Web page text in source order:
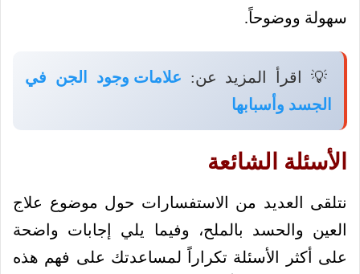
سهولة ووضوحاً.
💡 اقرأ المزيد عن: علامات وجود الجن في
الجسد وأسبابها
الأسئلة الشائعة
نتلقى العديد من الاستفسارات حول موضوع علاج
العين والحسد بالملح، وفيما يلي إجابات واضحة
على أكثر الأسئلة تكراراً لمساعدتك على فهم هذه